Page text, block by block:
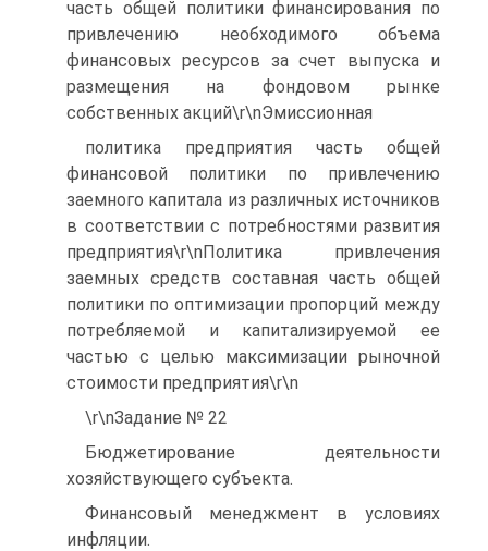
часть общей политики финансирования по
привлечению необходимого объема
финансовых ресурсов за счет выпуска и
размещения на фондовом рынке
собственных акций\r\nЭмиссионная
политика предприятия часть общей
финансовой политики по привлечению
заемного капитала из различных источников
в соответствии с потребностями развития
предприятия\r\nПолитика привлечения
заемных средств составная часть общей
политики по оптимизации пропорций между
потребляемой и капитализируемой ее
частью с целью максимизации рыночной
стоимости предприятия\r\n
\r\nЗадание № 22
Бюджетирование деятельности
хозяйствующего субъекта.
Финансовый менеджмент в условиях
инфляции.